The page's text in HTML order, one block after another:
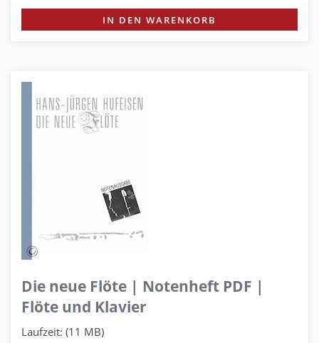
IN DEN WARENKORB
Die neue Flöte | Notenheft PDF |
Flöte und Klavier
Laufzeit: (11 MB)